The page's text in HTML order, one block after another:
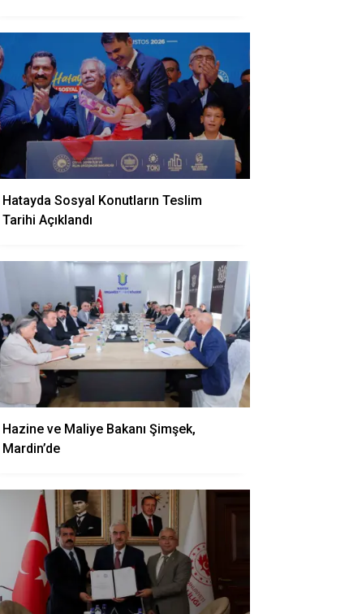
Hatayda Sosyal Konutların Teslim
Tarihi Açıklandı
Hazine ve Maliye Bakanı Şimşek,
Mardin’de